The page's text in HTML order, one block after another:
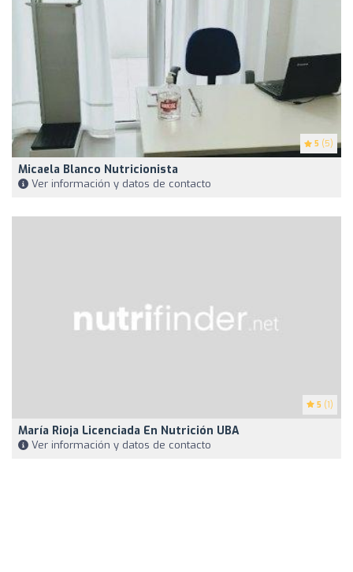
5 (5)
Micaela Blanco Nutricionista
Ver información y datos de contacto
5 (1)
María Rioja Licenciada En Nutrición UBA
Ver información y datos de contacto